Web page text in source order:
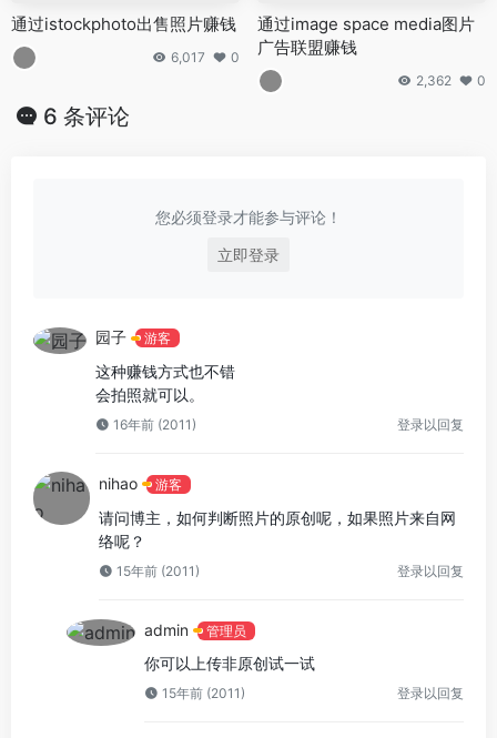
通过istockphoto出售照片赚钱
6,017 0
通过image space media图片
广告联盟赚钱
2,362 0
6 条评论
您必须登录才能参与评论！
立即登录
园子 游客
这种赚钱方式也不错
会拍照就可以。
16年前 (2011) 登录以回复
nihao 游客
请问博主，如何判断照片的原创呢，如果照片来自网
络呢？
15年前 (2011) 登录以回复
admin 管理员
你可以上传非原创试一试
15年前 (2011) 登录以回复